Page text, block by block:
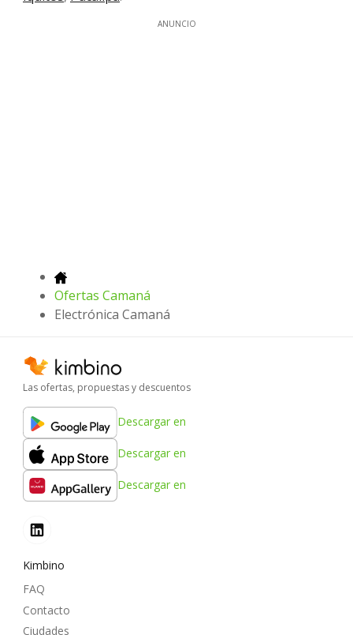
ANUNCIO
Ofertas Camaná
Electrónica Camaná
Las ofertas, propuestas y descuentos
Descargar en
Descargar en
Descargar en
Kimbino
FAQ
Contacto
Ciudades